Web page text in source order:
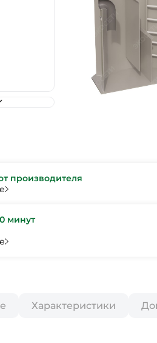
производителя
минут
Характеристики